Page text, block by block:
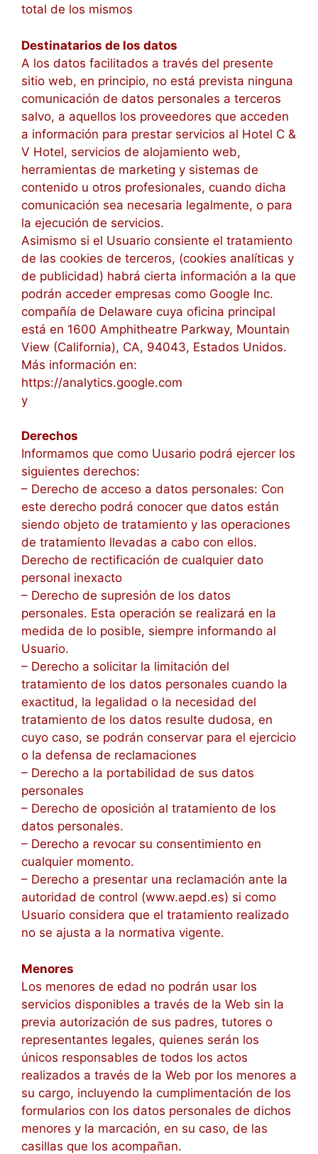
total de los mismos
Destinatarios de los datos
A los datos facilitados a través del presente
sitio web, en principio, no está prevista ninguna
comunicación de datos personales a terceros
salvo, a aquellos los proveedores que acceden
a información para prestar servicios al Hotel C &
V Hotel, servicios de alojamiento web,
herramientas de marketing y sistemas de
contenido u otros profesionales, cuando dicha
comunicación sea necesaria legalmente, o para
la ejecución de servicios.
Asimismo si el Usuario consiente el tratamiento
de las cookies de terceros, (cookies analíticas y
de publicidad) habrá cierta información a la que
podrán acceder empresas como Google Inc.
compañía de Delaware cuya oficina principal
está en 1600 Amphitheatre Parkway, Mountain
View (California), CA, 94043, Estados Unidos.
Más información en:
https://analytics.google.com
y
Derechos
Informamos que como Uusario podrá ejercer los
siguientes derechos:
– Derecho de acceso a datos personales: Con
este derecho podrá conocer que datos están
siendo objeto de tratamiento y las operaciones
de tratamiento llevadas a cabo con ellos.
Derecho de rectificación de cualquier dato
personal inexacto
– Derecho de supresión de los datos
personales. Esta operación se realizará en la
medida de lo posible, siempre informando al
Usuario.
– Derecho a solicitar la limitación del
tratamiento de los datos personales cuando la
exactitud, la legalidad o la necesidad del
tratamiento de los datos resulte dudosa, en
cuyo caso, se podrán conservar para el ejercicio
o la defensa de reclamaciones
– Derecho a la portabilidad de sus datos
personales
– Derecho de oposición al tratamiento de los
datos personales.
– Derecho a revocar su consentimiento en
cualquier momento.
– Derecho a presentar una reclamación ante la
autoridad de control (www.aepd.es) si como
Usuario considera que el tratamiento realizado
no se ajusta a la normativa vigente.
Menores
Los menores de edad no podrán usar los
servicios disponibles a través de la Web sin la
previa autorización de sus padres, tutores o
representantes legales, quienes serán los
únicos responsables de todos los actos
realizados a través de la Web por los menores a
su cargo, incluyendo la cumplimentación de los
formularios con los datos personales de dichos
menores y la marcación, en su caso, de las
casillas que los acompañan.